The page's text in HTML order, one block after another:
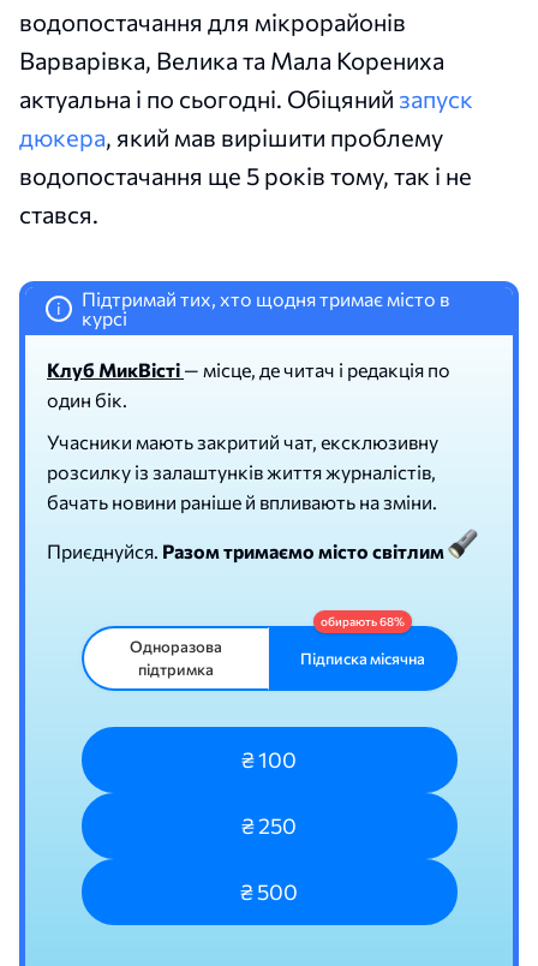
водопостачання для мікрорайонів
Варварівка, Велика та Мала Корениха
актуальна і по сьогодні. Обіцяний запуск
дюкера, який мав вирішити проблему
водопостачання ще 5 років тому, так і не
стався.
i
Підтримай тих, хто щодня тримає місто в
курсі
Клуб МикВісті — місце, де читач і редакція по
один бік.
Учасники мають закритий чат, ексклюзивну
розсилку із залаштунків життя журналістів,
бачать новини раніше й впливають на зміни.
Приєднуйся. Разом тримаємо місто світлим
Одноразова
підтримка
Підписка місячна
₴ 100
₴ 250
₴ 500